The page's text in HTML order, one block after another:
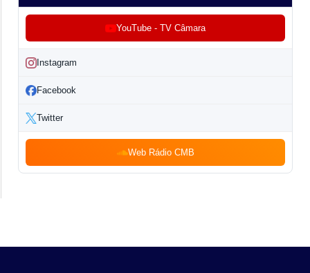
YouTube - TV Câmara
Instagram
Facebook
Twitter
Web Rádio CMB